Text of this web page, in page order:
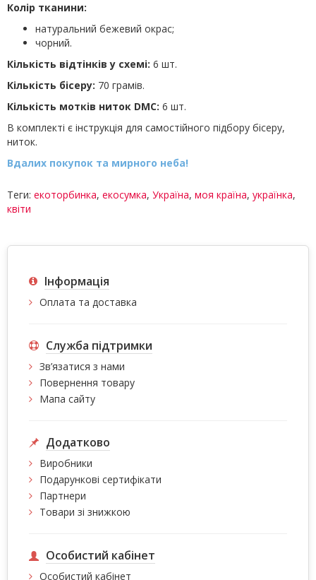
Колір тканини:
натуральний бежевий окрас;
чорний.
Кількість відтінків у схемі: 6 шт.
Кількість бісеру: 70 грамів.
Кількість мотків ниток DMC: 6 шт.
В комплекті є інструкція для самостійного підбору бісеру,
ниток.
Вдалих покупок та мирного неба!
Теги: екоторбинка, екосумка, Україна, моя країна, українка,
квіти
Інформація
Оплата та доставка
Служба підтримки
Зв’язатися з нами
Повернення товару
Мапа сайту
Додатково
Виробники
Подарункові сертифікати
Партнери
Товари зі знижкою
Особистий кабінет
Особистий кабінет